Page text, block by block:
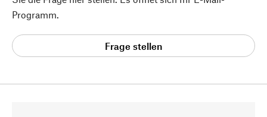
Programm.
Frage stellen